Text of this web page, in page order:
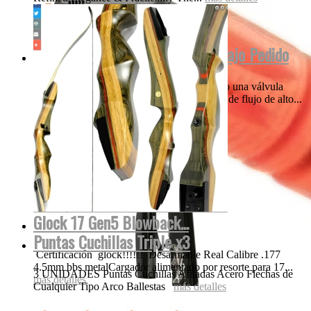
Empire MINI INVERT GS 2022 Bajo Pedido
Nuestros creativos think-tank ha incorporado una válvula
única, patentada y el diseño de la tecnología de flujo de alto...
más detalles
Glock 17 Gen5 Blowback...
Certificación glock!!!!!! Desarmable Real Calibre .177
4.5mm bbs metalCargador alimentado por resorte para 17...
más detalles
Puntas Cuchillas Triple x3
3 UNIDADES Puntas Cuchillas Afiladas Acero Flechas de
Cualquier Tipo Arco Ballestasmás detalles